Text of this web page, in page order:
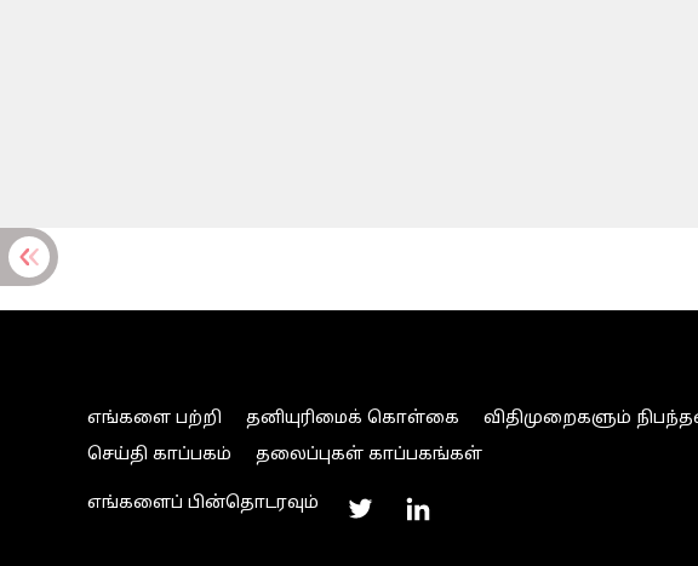
எங்களை பற்றி தனியுரிமைக் கொள்கை விதிமுறைகளும்
செய்தி காப்பகம்
தலைப்புகள் காப்பகங்கள்
எங்களைப் பின்தொடரவும்